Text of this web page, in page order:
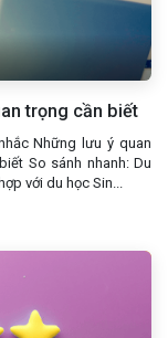
trọng cần biết
Những lưu ý quan
So sánh nhanh: Du
với du học Sin...